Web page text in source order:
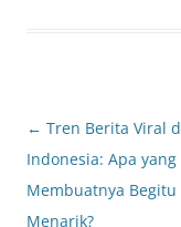
Post
navigation
← Tren Berita Viral
Indonesia: Apa yang
Membuatnya Begitu
Menarik?